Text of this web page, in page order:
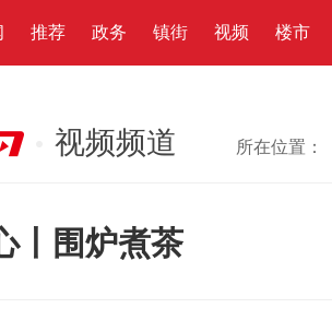
推荐 政务 镇街 视频 楼市
视频频道 所在位置：
丨围炉煮茶